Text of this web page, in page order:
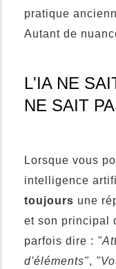
pratique
Autant de
L'IA NE
NE SAIT
Lorsque vous
intelligence
toujours une
et son principal
parfois dire :
d'éléments",